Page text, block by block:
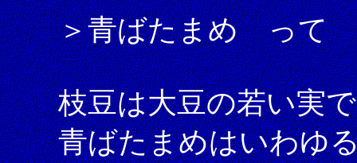
＞青ばたまめ って
枝豆は大豆の若い実
青ばたまめはいわゆ